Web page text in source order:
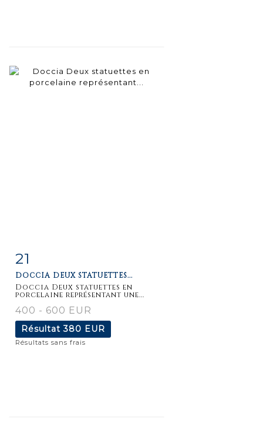
21
DOCCIA DEUX STATUETTES...
Doccia Deux statuettes en
porcelaine représentant une...
400 - 600 EUR
Résultat380 EUR
Résultats sans frais